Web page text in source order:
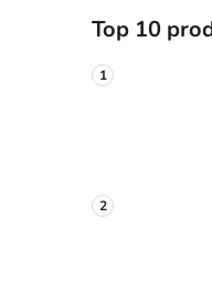
o
s
t
n
Top 10